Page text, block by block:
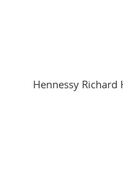
Hennessy Richard